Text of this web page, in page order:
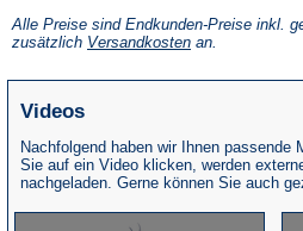
einem
neuen
Alle Preise sind Endkunden-Preise inkl.
zusätzlich Versandkosten(Öffnet
an.
Videos
Nachfolgend haben wir Ihnen
Sie auf ein Video klicken, werden
nachgeladen. Gerne können Sie auch